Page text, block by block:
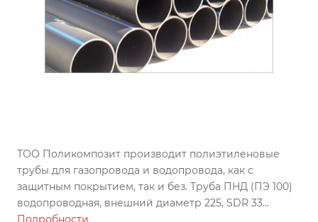
ТОО Поликомпозит производит полиэтиленовые
трубы для газопровода и водопровода, как с
защитным покрытием, так и без. Труба ПНД (ПЭ 100)
водопроводная, внешний диаметр 225, SDR 33
изготовлена по ГОСТу, может использоваться во всех
Подробности